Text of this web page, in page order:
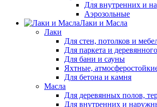
Для внутренних и
Аэрозольные
Лаки и Масла
Лаки
Для стен, потолков и
Для паркета и
Для бани и сауны
Яхтные,
Для бетона и камня
Масла
Для деревянных полов,
Для внутренних и